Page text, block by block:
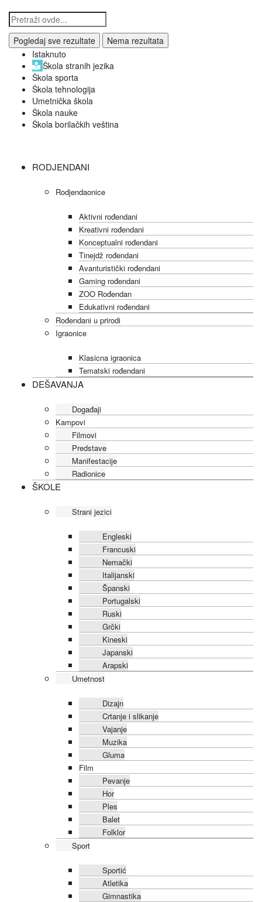
Pogledaj sve rezultate
Nema rezultata
Istaknuto
Škola stranih jezika
Škola sporta
Škola tehnologija
Umetnička škola
Škola nauke
Škola borilačkih veština
RODJENDANI
Rodjendaonice
Aktivni rođendani
Kreativni rođendani
Konceptualni rođendani
Tinejdž rođendani
Avanturistički rođendani
Gaming rođendani
ZOO Rođendan
Edukativni rođendani
Rođendani u prirodi
Igraonice
Klasicna igraonica
Tematski rođendani
DEŠAVANJA
Događaji
Kampovi
Filmovi
Predstave
Manifestacije
Radionice
ŠKOLE
Strani jezici
Engleski
Francuski
Nemački
Italijanski
Španski
Portugalski
Ruski
Grčki
Kineski
Japanski
Arapski
Umetnost
Dizajn
Crtanje i slikanje
Vajanje
Muzika
Gluma
Film
Pevanje
Hor
Ples
Balet
Folklor
Sport
Sportić
Atletika
Gimnastika